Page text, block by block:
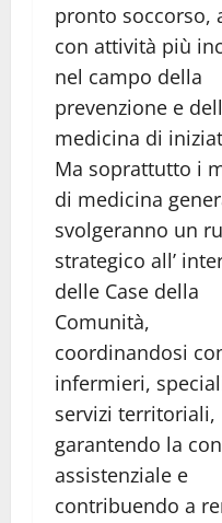
pronto soccorso,
con attività più
nel campo della
prevenzione e
medicina di
Ma soprattutto i
di medicina
svolgeranno un
strategico all’
delle Case della
Comunità,
coordinandosi
infermieri,
servizi territoriali,
garantendo la
assistenziale e
contribuendo a